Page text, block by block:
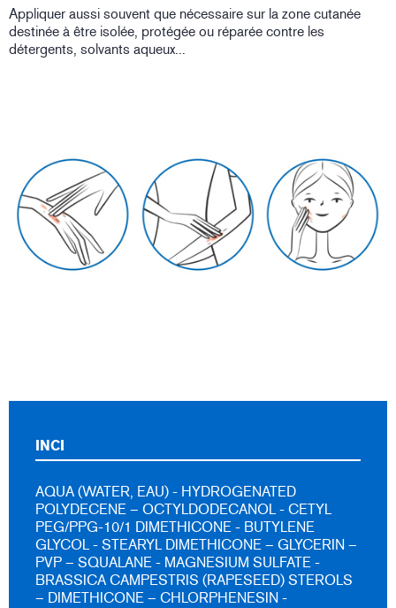
Appliquer aussi souvent que nécessaire sur la zone cutanée
destinée à être isolée, protégée ou réparée contre les
détergents, solvants aqueux...
INCI
AQUA (WATER, EAU) - HYDROGENATED
POLYDECENE – OCTYLDODECANOL - CETYL
PEG/PPG-10/1 DIMETHICONE - BUTYLENE
GLYCOL - STEARYL DIMETHICONE – GLYCERIN –
PVP – SQUALANE - MAGNESIUM SULFATE -
BRASSICA CAMPESTRIS (RAPESEED) STEROLS
– DIMETHICONE – CHLORPHENESIN -